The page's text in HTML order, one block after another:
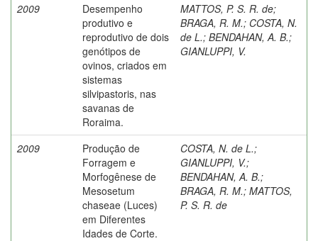
2009
Desempenho
produtivo e
reprodutivo de dois
genótipos de
ovinos, criados em
sistemas
silvipastoris, nas
savanas de
Roraima.
MATTOS, P. S. R. de;
BRAGA, R. M.; COSTA, N.
de L.; BENDAHAN, A. B.;
GIANLUPPI, V.
2009
Produção de
Forragem e
Morfogênese de
Mesosetum
chaseae (Luces)
em Diferentes
Idades de Corte.
COSTA, N. de L.;
GIANLUPPI, V.;
BENDAHAN, A. B.;
BRAGA, R. M.; MATTOS,
P. S. R. de